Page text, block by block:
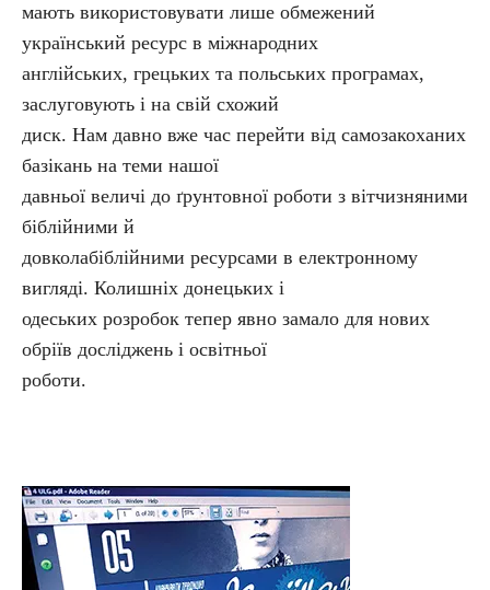
мають використовувати лише обмежений
український ресурс в міжнародних
англійських, грецьких та польських програмах,
заслуговують і на свій схожий
диск. Нам давно вже час перейти від самозакоханих
базікань на теми нашої
давньої величі до ґрунтовної роботи з вітчизняними
біблійними й
довколабіблійними ресурсами в електронному
вигляді. Колишніх донецьких і
одеських розробок тепер явно замало для нових
обріїв досліджень і освітньої
роботи.